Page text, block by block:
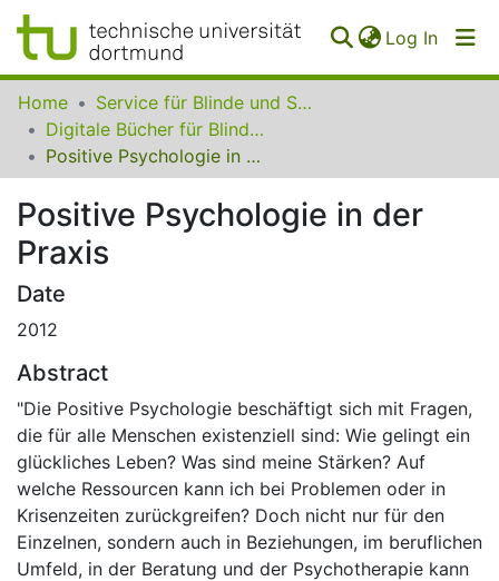
Log In
Communities
Collections
FAQ
Home
Service für Blinde und Sehbehinderte der UB Dortmund
Digitale Bücher für Blinde und Sehbehinderte
Positive Psychologie in der Praxis
Positive Psychologie in der
Praxis
Date
2012
Abstract
"Die Positive Psychologie beschäftigt sich mit Fragen,
die für alle Menschen existenziell sind: Wie gelingt ein
glückliches Leben? Was sind meine Stärken? Auf
welche Ressourcen kann ich bei Problemen oder in
Krisenzeiten zurückgreifen? Doch nicht nur für den
Einzelnen, sondern auch in Beziehungen, im beruflichen
Umfeld, in der Beratung und der Psychotherapie kann